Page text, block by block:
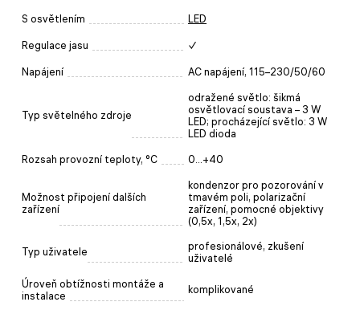
S osvětlením LED
Regulace jasu ✓
Napájení AC napájení, 115–230/50/60
Typ světelného zdroje
odražené světlo: šikmá
osvětlovací soustava – 3 W
LED; procházející světlo: 3 W
LED dioda
Rozsah provozní teploty, °C 0...+40
Možnost připojení dalších
zařízení
kondenzor pro pozorování v
tmavém poli, polarizační
zařízení, pomocné objektivy
(0,5х, 1,5х, 2х)
Typ uživatele
profesionálové, zkušení
uživatelé
Úroveň obtížnosti montáže a
instalace
komplikované